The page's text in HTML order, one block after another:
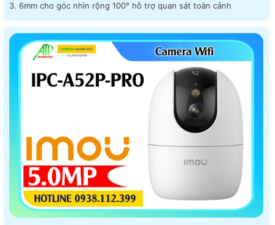
3. 6mm cho góc nhìn rộng 100° hỗ trợ quan sát toàn cảnh